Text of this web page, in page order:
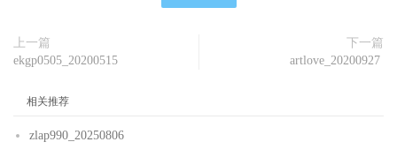
上一篇
ekgp0505_20200515
下一篇
artlove_20200927
相关推荐
zlap990_20250806